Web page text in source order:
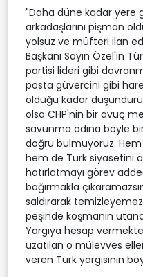
"Daha düne kadar yere
arkadaşlarını pişman
yolsuz ve müfteri ilan
Başkanı Sayın Özel'in
partisi lideri gibi
posta güvercini gibi
olduğu kadar
olsa CHP'nin bir avuç
savunma adına böyle
doğru bulmuyoruz.
hem de Türk siyasetini
hatırlatmayı görev
bağırmakla
saldırarak
peşinde koşmanın
Yargıya hesap
uzatılan o mülevves
veren Türk yargısının